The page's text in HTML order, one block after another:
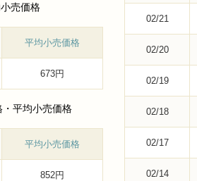
売価格
平均小売価格
673円
・平均小売価格
平均小売価格
852円
02/21
02/20
02/19
02/18
02/17
02/14